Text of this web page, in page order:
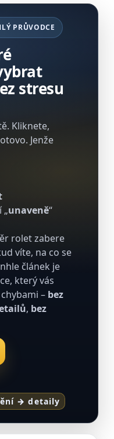
PRŮVODCE
stresu
Kliknete,
Jenže
unaveně“
rolet zabere
víte, na co se
článek je
který vás
– bez
, bez
→ detaily